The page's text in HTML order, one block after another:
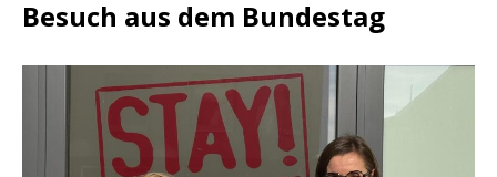
Besuch aus dem Bundestag